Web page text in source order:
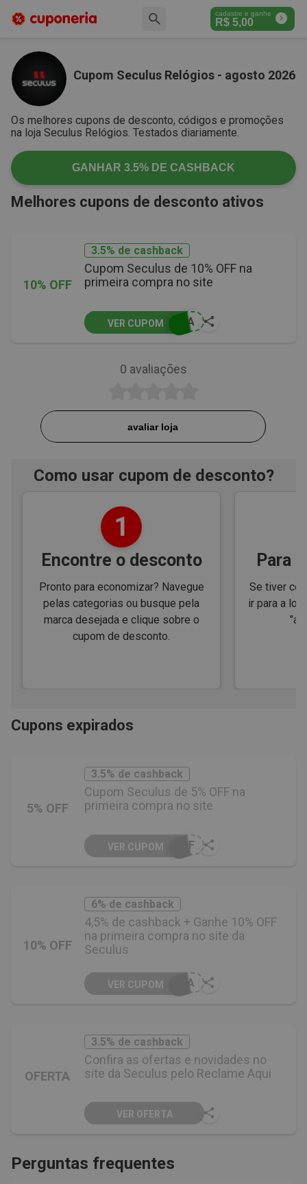
cadastre e ganhe
R$ 5,00
Cupom Seculus Relógios - agosto 2026
Os melhores cupons de desconto, códigos e promoções
na loja Seculus Relógios. Testados diariamente.
GANHAR 3.5% DE CASHBACK
Melhores cupons de desconto ativos
10% OFF
3.5% de cashback
Cupom Seculus de 10% OFF na
primeira compra no site
PRA
VER CUPOM
0 avaliações
avaliar loja
Como usar cupom de desconto?
1
Encontre o desconto
Pronto para economizar? Navegue
pelas categorias ou busque pela
marca desejada e clique sobre o
cupom de desconto.
Para
Se tiver
ir para a
Cupons expirados
5% OFF
3.5% de cashback
Cupom Seculus de 5% OFF na
primeira compra no site
OFF
VER CUPOM
10% OFF
6% de cashback
4,5% de cashback + Ganhe 10% OFF
na primeira compra no site da
Seculus
PRA
VER CUPOM
OFERTA
3.5% de cashback
Confira as ofertas e novidades no
site da Seculus pelo Reclame Aqui
VER OFERTA
Perguntas frequentes